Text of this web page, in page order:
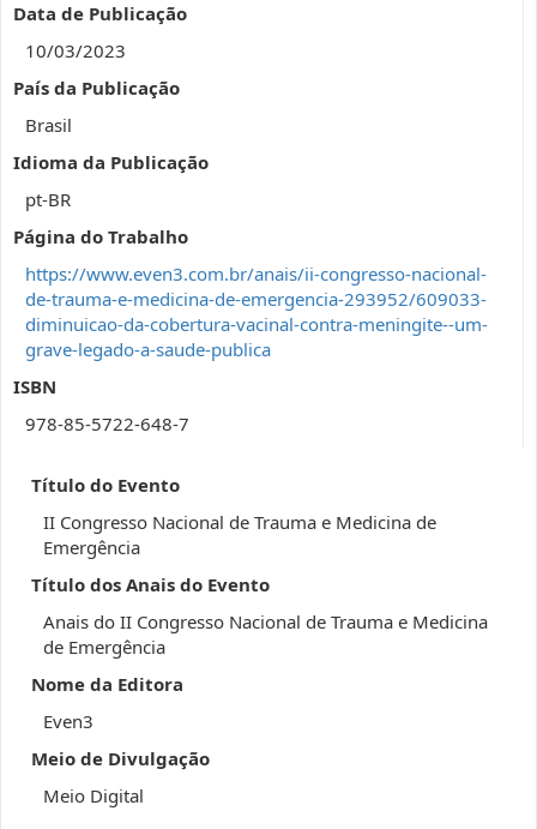
Data de Publicação
10/03/2023
País da Publicação
Brasil
Idioma da Publicação
pt-BR
Página do Trabalho
https://www.even3.com.br/anais/ii-congresso-nacional-
de-trauma-e-medicina-de-emergencia-293952/609033-
diminuicao-da-cobertura-vacinal-contra-meningite--um-
grave-legado-a-saude-publica
ISBN
978-85-5722-648-7
Título do Evento
II Congresso Nacional de Trauma e Medicina de
Emergência
Título dos Anais do Evento
Anais do II Congresso Nacional de Trauma e Medicina
de Emergência
Nome da Editora
Even3
Meio de Divulgação
Meio Digital